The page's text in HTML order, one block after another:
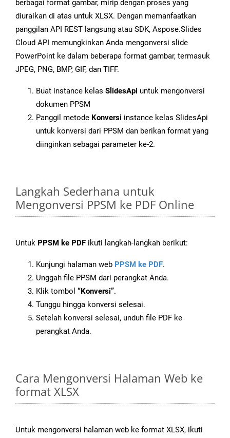
berbagai format gambar, mirip dengan proses yang
diuraikan di atas untuk XLSX. Dengan memanfaatkan
panggilan API REST langsung atau SDK, Aspose.Slides
Cloud API memungkinkan Anda mengonversi slide
PowerPoint ke dalam beberapa format gambar, termasuk
JPEG, PNG, BMP, GIF, dan TIFF.
Buat instance kelas SlidesApi untuk mengonversi
dokumen PPSM
Panggil metode Konversi instance kelas SlidesApi
untuk konversi dari PPSM dan berikan format yang
diinginkan sebagai parameter ke-2.
Langkah Sederhana untuk
Mengonversi PPSM ke PDF Online
Untuk PPSM ke PDF ikuti langkah-langkah berikut:
Kunjungi halaman web PPSM ke PDF.
Unggah file PPSM dari perangkat Anda.
Klik tombol “Konversi”.
Tunggu hingga konversi selesai.
Setelah konversi selesai, unduh file PDF ke
perangkat Anda.
Cara Mengonversi Halaman Web ke
format XLSX
Untuk mengonversi halaman web ke format XLSX, ikuti